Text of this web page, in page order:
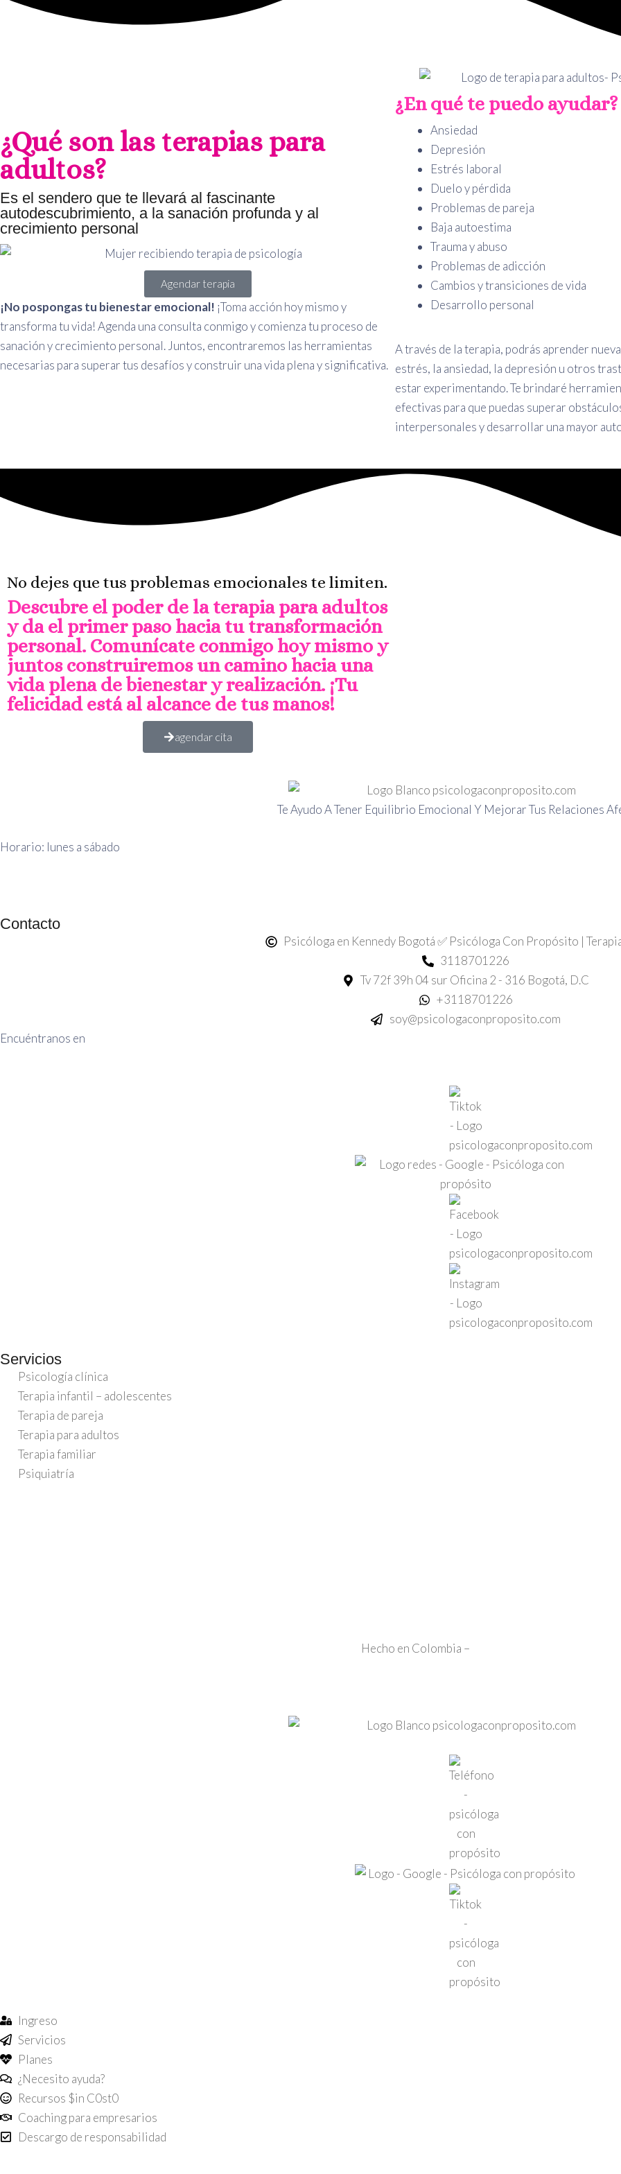
¿Qué son las terapias para
adultos?
Es el sendero que te llevará al fascinante
autodescubrimiento, a la sanación profunda y al
crecimiento personal
Agendar terapia
¡No pospongas tu bienestar emocional! ¡Toma acción hoy mismo y
transforma tu vida! Agenda una consulta conmigo y comienza tu proceso de
sanación y crecimiento personal. Juntos, encontraremos las herramientas
necesarias para superar tus desafíos y construir una vida plena y significativa.
¿En qué te puedo ayudar?
Ansiedad
Depresión
Estrés laboral
Duelo y pérdida
Problemas de pareja
Baja autoestima
Trauma y abuso
Problemas de adicción
Cambios y transiciones de vida
Desarrollo personal
A través de la terapia, podrás aprender
estrés, la ansiedad, la depresión u otros
estar experimentando. Te brindaré
efectivas para que puedas superar
interpersonales y desarrollar una mayor
No dejes que tus problemas emocionales te limiten.
Descubre el poder de la terapia para adultos
y da el primer paso hacia tu transformación
personal. Comunícate conmigo hoy mismo y
juntos construiremos un camino hacia una
vida plena de bienestar y realización. ¡Tu
felicidad está al alcance de tus manos!
agendar cita
Te Ayudo A Tener Equilibrio Emocional Y Mejorar Tus Relaciones
Horario: lunes a sábado
Contacto
Psicóloga en Kennedy Bogotá ✅ Psicóloga Con Propósito |
3118701226
Tv 72f 39h 04 sur Oficina 2 - 316 Bogotá, D.C
+3118701226
soy@psicologaconproposito.com
Encuéntranos en
Servicios
Psicología clínica
Terapia infantil – adolescentes
Terapia de pareja
Terapia para adultos
Terapia familiar
Psiquiatría
Hecho en Colombia –
Ingreso
Servicios
Planes
¿Necesito ayuda?
Recursos $in C0st0
Coaching para empresarios
Descargo de responsabilidad